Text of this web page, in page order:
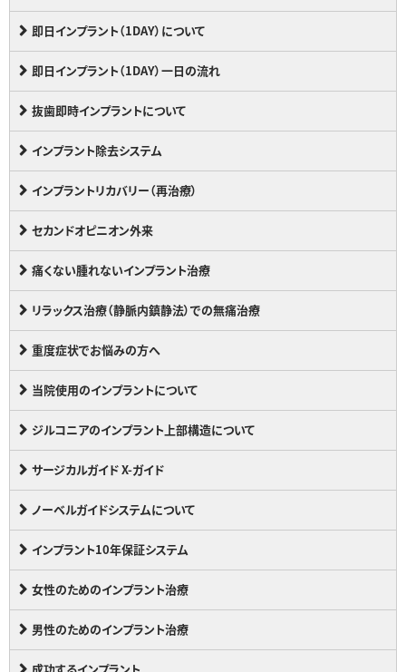
即日インプラント（1DAY）について
即日インプラント（1DAY）一日の流れ
抜歯即時インプラントについて
インプラント除去システム
インプラントリカバリー（再治療）
セカンドオピニオン外来
痛くない腫れないインプラント治療
リラックス治療（静脈内鎮静法）での無痛治療
重度症状でお悩みの方へ
当院使用のインプラントについて
ジルコニアのインプラント上部構造について
サージカルガイド X-ガイド
ノーベルガイドシステムについて
インプラント10年保証システム
女性のためのインプラント治療
男性のためのインプラント治療
成功するインプラント